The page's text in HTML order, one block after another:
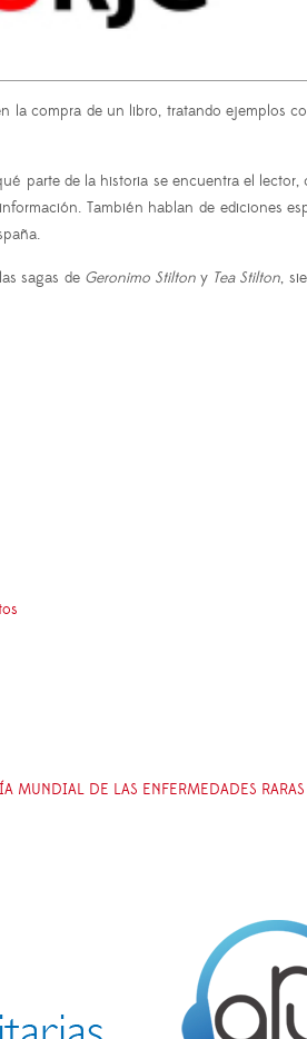
la compra de un libro, tratando ejemplos
parte de la historia se encuentra el
También hablan de ediciones
sagas de Geronimo Stiltony Tea Stilton,
MUNDIAL DE LAS ENFERMEDADES